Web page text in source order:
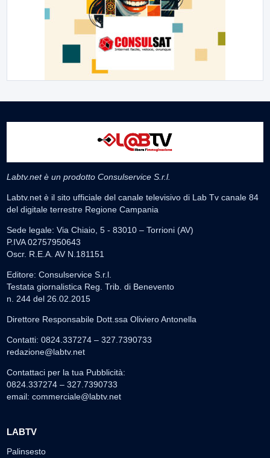
Labtv.net è un prodotto Consulservice S.r.l.
Labtv.net è il sito ufficiale del canale televisivo di Lab Tv canale 84
del digitale terrestre Regione Campania
Sede legale: Via Chiaio, 5 - 83010 – Torrioni (AV)
P.IVA 02757950643
Oscr. R.E.A. AV N.181151
Editore: Consulservice S.r.l.
Testata giornalistica Reg. Trib. di Benevento
n. 244 del 26.02.2015
Direttore Responsabile Dott.ssa Oliviero Antonella
Contatti: 0824.337274 – 327.7390733
redazione@labtv.net
Contattaci per la tua Pubblicità:
0824.337274 – 327.7390733
email: commerciale@labtv.net
LABTV
Palinsesto